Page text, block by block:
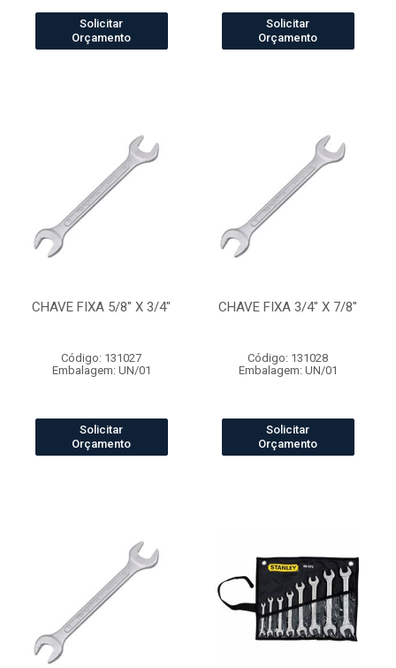
Solicitar
Orçamento
Solicitar
Orçamento
CHAVE FIXA 5/8" X 3/4"
Código: 131027
Embalagem: UN/01
Solicitar
Orçamento
CHAVE FIXA 3/4" X 7/8"
Código: 131028
Embalagem: UN/01
Solicitar
Orçamento